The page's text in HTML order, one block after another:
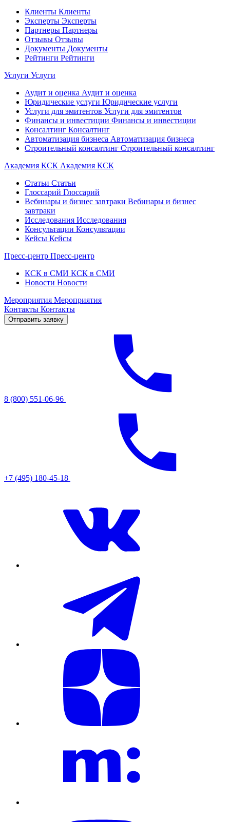
Клиенты Клиенты
Эксперты Эксперты
Партнеры Партнеры
Отзывы Отзывы
Документы Документы
Рейтинги Рейтинги
Услуги Услуги
Аудит и оценка Аудит и оценка
Юридические услуги Юридические услуги
Услуги для эмитентов Услуги для эмитентов
Финансы и инвестиции Финансы и инвестиции
Консалтинг Консалтинг
Автоматизация бизнеса Автоматизация бизнеса
Строительный консалтинг Строительный консалтинг
Академия КСК Академия КСК
Статьи Статьи
Глоссарий Глоссарий
Вебинары и бизнес завтраки Вебинары и бизнес
завтраки
Исследования Исследования
Консультации Консультации
Кейсы Кейсы
Пресс-центр Пресс-центр
КСК в СМИ КСК в СМИ
Новости Новости
Мероприятия Мероприятия
Контакты Контакты
Отправить заявку
8 (800) 551-06-96
+7 (495) 180-45-18